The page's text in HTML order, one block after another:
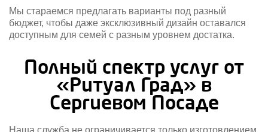
Мы стараемся предлагать варианты под разный
бюджет, чтобы даже эксклюзивный дизайн оставался
доступным для семей с разным уровнем достатка.
Полный спектр услуг от
«Ритуал Град» в
Сергиевом Посаде
Наша служба не ограничивается только изготовлением